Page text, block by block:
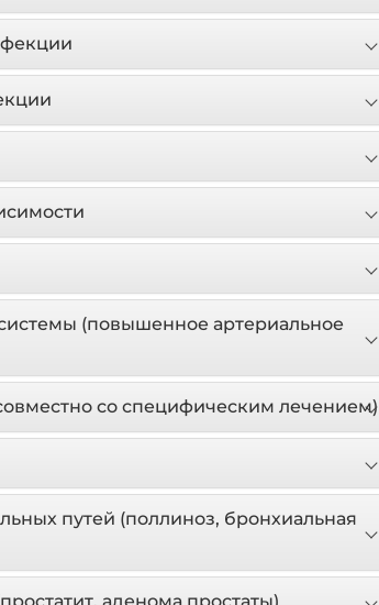
(повышенное артериальное
со специфическим лечением)
путей (поллиноз, бронхиальная